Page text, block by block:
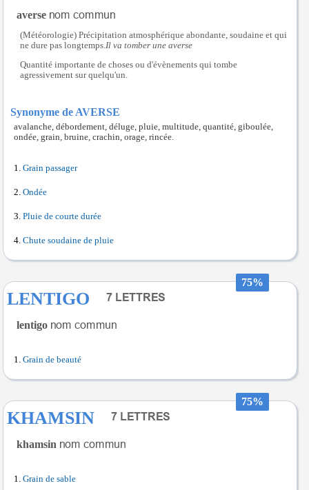
averse
(Météorologie) Précipitation atmosphérique abondante, soudaine et qui
ne dure pas longtemps.Il va tomber une averse
Quantité importante de choses ou d'évènements qui tombe
agressivement sur quelqu'un.
Synonyme de AVERSE
avalanche, débordement, déluge, pluie, multitude, quantité, giboulée,
ondée, grain, bruine, crachin, orage, rincée.
Grain passager
Ondée
Pluie de courte durée
Chute soudaine de pluie
75%
LENTIGO
lentigo
Grain de beauté
75%
KHAMSIN
khamsin
Grain de sable